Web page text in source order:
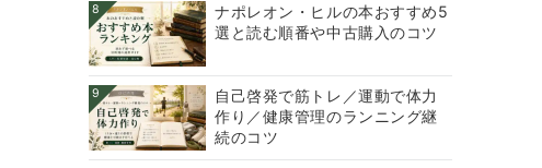
8
ナポレオン・ヒルの本おすすめ5
選と読む順番や中古購入のコツ
9
自己啓発で筋トレ／運動で体力
作り／健康管理のランニング継
続のコツ